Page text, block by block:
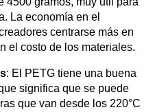
La economía en el
centrarse más en
el costo de los materiales.
: El PETG tiene una buena
significa que se puede
que van desde los 220°C